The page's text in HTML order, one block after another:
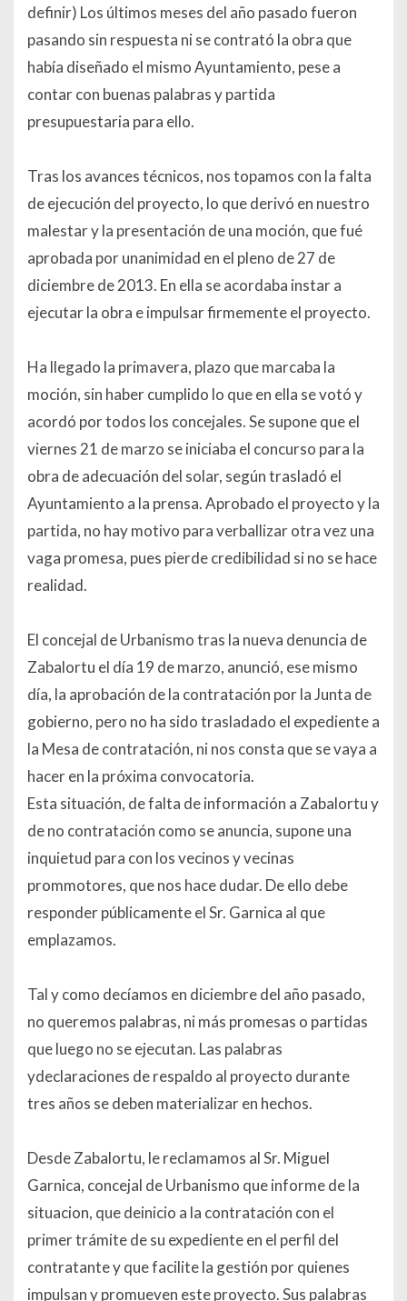
definir) Los últimos meses del año pasado fueron
pasando sin respuesta ni se contrató la obra que
había diseñado el mismo Ayuntamiento, pese a
contar con buenas palabras y partida
presupuestaria para ello.
Tras los avances técnicos, nos topamos con la falta
de ejecución del proyecto, lo que derivó en nuestro
malestar y la presentación de una moción, que fué
aprobada por unanimidad en el pleno de 27 de
diciembre de 2013. En ella se acordaba instar a
ejecutar la obra e impulsar firmemente el proyecto.
Ha llegado la primavera, plazo que marcaba la
moción, sin haber cumplido lo que en ella se votó y
acordó por todos los concejales. Se supone que el
viernes 21 de marzo se iniciaba el concurso para la
obra de adecuación del solar, según trasladó el
Ayuntamiento a la prensa. Aprobado el proyecto y la
partida, no hay motivo para verballizar otra vez una
vaga promesa, pues pierde credibilidad si no se hace
realidad.
El concejal de Urbanismo tras la nueva denuncia de
Zabalortu el día 19 de marzo, anunció, ese mismo
día, la aprobación de la contratación por la Junta de
gobierno, pero no ha sido trasladado el expediente a
la Mesa de contratación, ni nos consta que se vaya a
hacer en la próxima convocatoria.
Esta situación, de falta de información a Zabalortu y
de no contratación como se anuncia, supone una
inquietud para con los vecinos y vecinas
prommotores, que nos hace dudar. De ello debe
responder públicamente el Sr. Garnica al que
emplazamos.
Tal y como decíamos en diciembre del año pasado,
no queremos palabras, ni más promesas o partidas
que luego no se ejecutan. Las palabras
ydeclaraciones de respaldo al proyecto durante
tres años se deben materializar en hechos.
Desde Zabalortu, le reclamamos al Sr. Miguel
Garnica, concejal de Urbanismo que informe de la
situacion, que deinicio a la contratación con el
primer trámite de su expediente en el perfil del
contratante y que facilite la gestión por quienes
impulsan y promueven este proyecto. Sus palabras